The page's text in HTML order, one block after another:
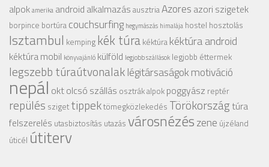
alpokamerika android alkalmazás ausztriaAzores azori szigetek
borpince bortúra couchsurfing hegymászás himalája hostel hosztolás
Isztambul kemping kék túra kéktúra kéktúra android
kéktúra mobil könyvajánló külföld legjobb szállások legjobb éttermek
legszebb túraútvonalaklégitársaságokmotiváció
nepál oktolcsó szállás osztrák alpok poggyász reptér
repülés sziget tippektömegközlekedés Törökország túra
felszerelés utasbiztosítás utazás városnézészene újzéland
úticél útiterv